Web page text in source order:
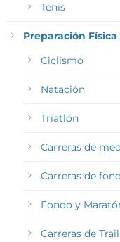
Tenis
Preparación
Ciclismo
Natación
Triatlón
Carreras de
Carreras de
Fondo y
Carreras de